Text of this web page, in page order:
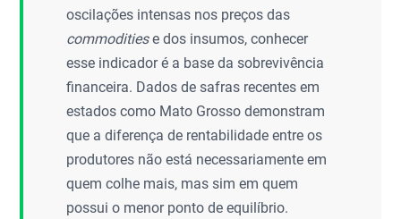
oscilações intensas nos preços das
commoditiese dos insumos, conhecer
esse indicador é a base da sobrevivência
financeira. Dados de safras recentes em
estados como Mato Grosso demonstram
que a diferença de rentabilidade entre os
produtores não está necessariamente em
quem colhe mais, mas sim em quem
possui o menor ponto de equilíbrio.